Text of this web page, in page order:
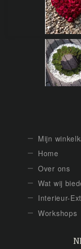
Mijn
Home
Over ons
Wat wij
Interieur-
Workshops